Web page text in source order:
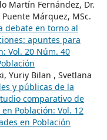
Martín Fernández, Dr.
Márquez, MSc.
debate en torno al
apuntes para
Vol. 20 Núm. 40
Yuriy Bilan , Svetlana
y públicas de la
comparativo de
Población: Vol. 12
en Población